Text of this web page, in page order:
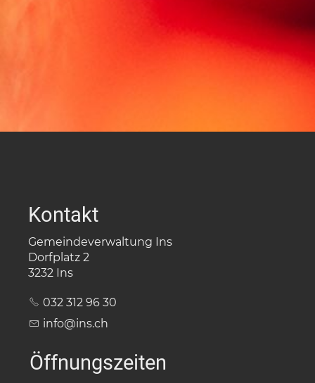
Kontakt
Gemeindeverwaltung Ins
Dorfplatz 2
3232 Ins
032 312 96 30
nf
nsch
Öffnungszeiten